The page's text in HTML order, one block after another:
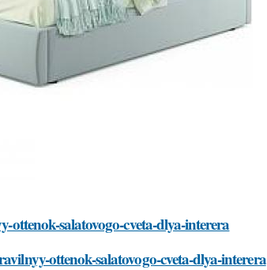
salatovogo-cveta-dlya-interera
ottenok-salatovogo-cveta-dlya-interera